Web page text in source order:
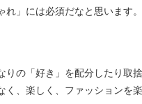
れ」には必須だなと思います。
りの「好き」を配分したり取
く、楽しく、ファッションを